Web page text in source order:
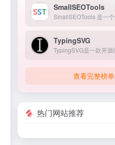
SmallSEOTools
TypingSVG
查看完整榜单
热门网站推荐